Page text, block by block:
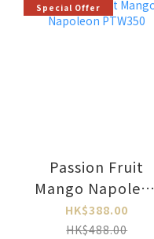
Special Offer
Passion Fruit
Mango Napoleon
PTW350
HK$388.00
HK$488.00